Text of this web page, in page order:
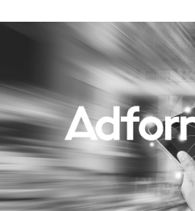
Menu
Home
9 sept: GenAI-training